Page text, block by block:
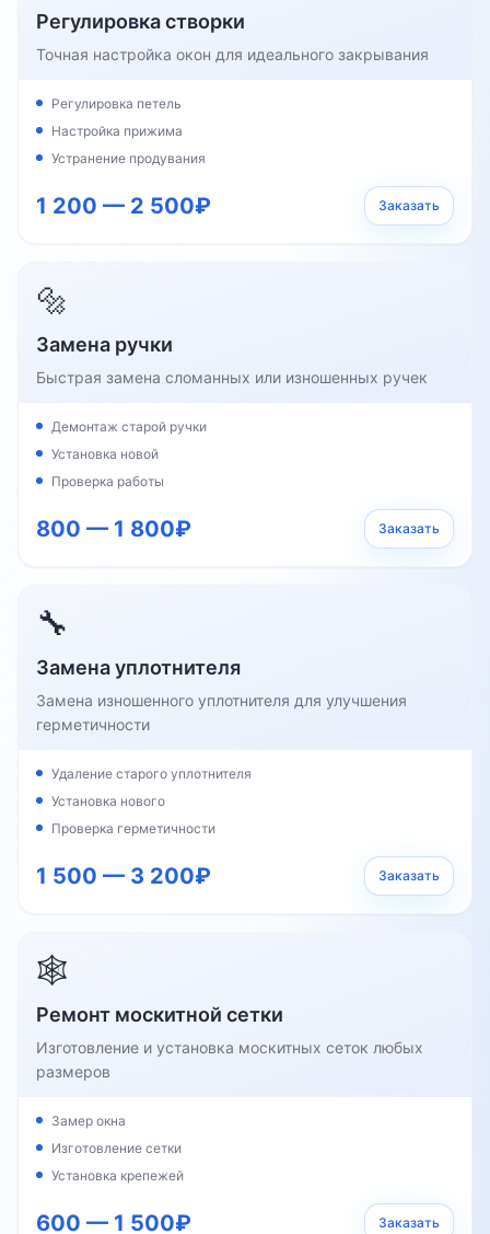
Регулировка створки
Точная настройка окон для идеального закрывания
Регулировка петель
Настройка прижима
Устранение продувания
1 200 — 2 500₽ Заказать
🔩
Замена ручки
Быстрая замена сломанных или изношенных ручек
Демонтаж старой ручки
Установка новой
Проверка работы
800 — 1 800₽ Заказать
🔧
Замена уплотнителя
Замена изношенного уплотнителя для улучшения
герметичности
Удаление старого уплотнителя
Установка нового
Проверка герметичности
1 500 — 3 200₽ Заказать
🕸️
Ремонт москитной сетки
Изготовление и установка москитных сеток любых
размеров
Замер окна
Изготовление сетки
Установка крепежей
600 — 1 500₽ Заказать